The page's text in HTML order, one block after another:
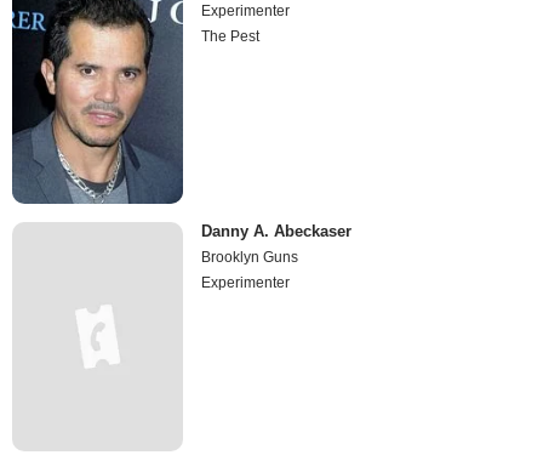
Experimenter
The Pest
Danny A. Abeckaser
Brooklyn Guns
Experimenter